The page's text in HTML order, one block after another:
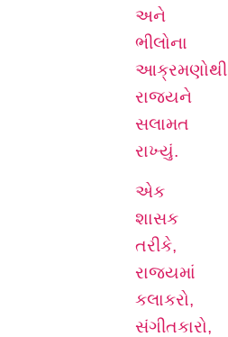
અને
ભીલોના
આક્રમણોથી
રાજ્યને
સલામત
રાખ્યું.
એક
શાસક
તરીકે,
રાજ્યમાં
કલાકરો,
સંગીતકારો,